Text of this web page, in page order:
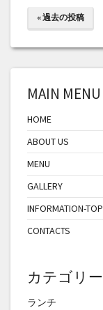
« 過去の投稿
MAIN MENU
HOME
ABOUT US
MENU
GALLERY
INFORMATION-TOP
CONTACTS
カテゴリー
ランチ